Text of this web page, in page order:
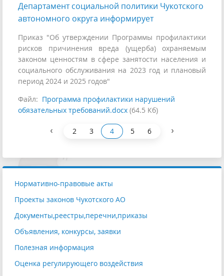
Департамент социальной политики Чукотского
автономного округа информирует
Приказ "Об утверждении Программы профилактики
рисков причинения вреда (ущерба) охраняемым
законом ценностям в сфере занятости населения и
социального обслуживания на 2023 год и плановый
период 2024 и 2025 годов"
Файл: Программа профилактики нарушений
обязательных требований.docx (64.5 Кб)
‹ 2 3 4 5 6 ›
Нормативно-правовые акты
Проекты законов Чукотского АО
Документы,реестры,перечни,приказы
Объявления, конкурсы, заявки
Полезная информация
Оценка регулирующего воздействия